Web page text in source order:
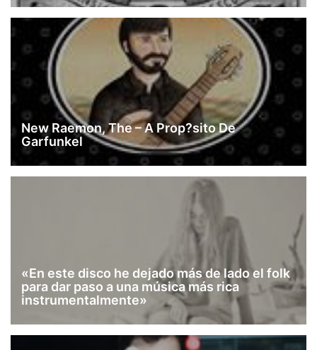
New Raemon, The – A Prop?sito De
Garfunkel
«En este disco he dejado más de lado el folk
para dar paso a una música más rica
instrumentalmente»